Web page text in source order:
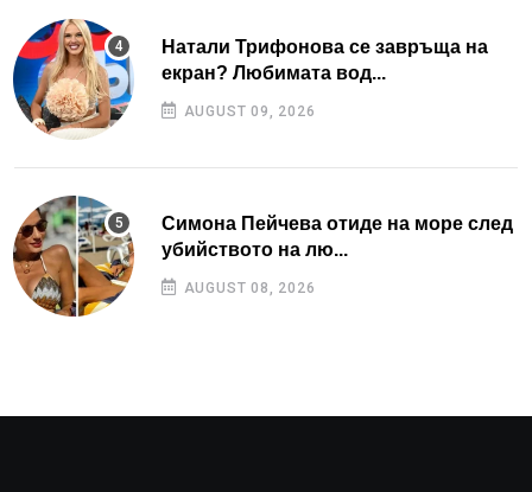
Натали Трифонова се завръща на
екран? Любимата вод...
AUGUST 09, 2026
Симона Пейчева отиде на море след
убийството на лю...
AUGUST 08, 2026